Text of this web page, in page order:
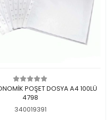
اضف الى سلة التسوق
POŞET DOSYA A4 100LÜ
4798
340019391